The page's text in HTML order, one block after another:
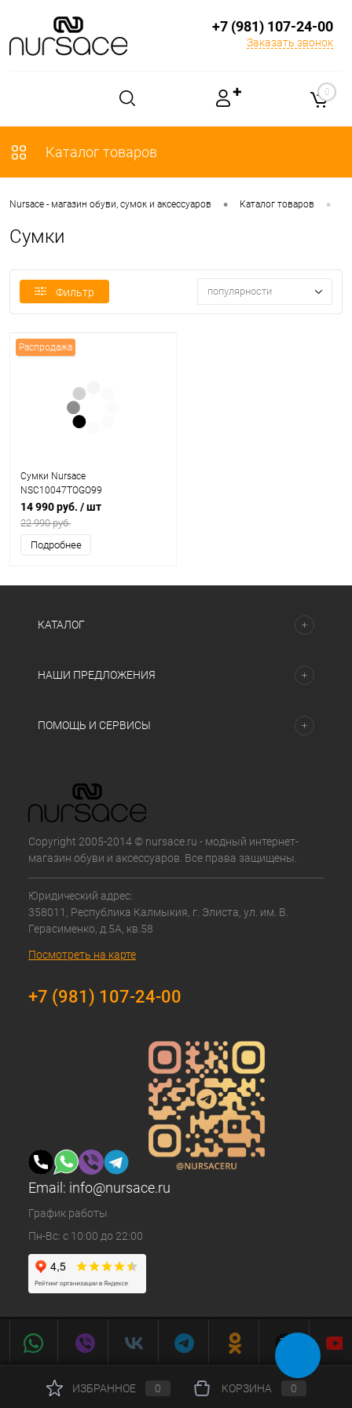
+7 (981) 107-24-00
Заказать звонок
✚ 0
Каталог товаров
Nursace - магазин обуви, сумок и аксессуаров • Каталог товаров •
Сумки
Фильтр популярности
Распродажа
Сумки Nursace
NSC10047TOGO99
14 990 руб. / шт
22 990 руб.
Подробнее
КАТАЛОГ
НАШИ ПРЕДЛОЖЕНИЯ
ПОМОЩЬ И СЕРВИСЫ
Copyright 2005-2014 © nursace.ru - модный интернет-
магазин обуви и аксессуаров. Все права защищены.
Юридический адрес:
358011, Республика Калмыкия, г. Элиста, ул. им. В.
Герасименко, д.5А, кв.58
Посмотреть на карте
+7 (981) 107-24-00
Email: info@nursace.ru
График работы
Пн-Вс: с 10:00 до 22:00
ИЗБРАННОЕ 0 КОРЗИНА 0